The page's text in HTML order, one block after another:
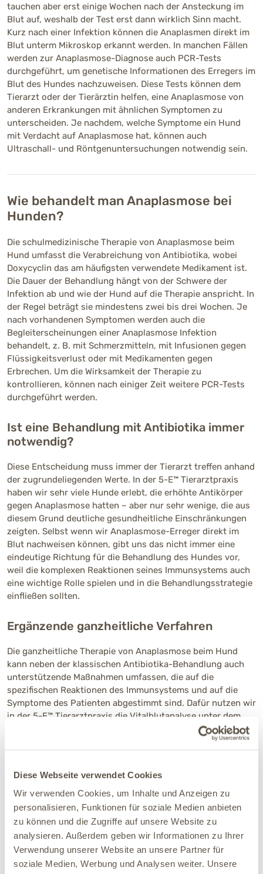
Diese Webseite verwendet Cookies
Wir verwenden Cookies, um Inhalte und Anzeigen zu
personalisieren, Funktionen für soziale Medien anbieten
zu können und die Zugriffe auf unsere Website zu
analysieren. Außerdem geben wir Informationen zu Ihrer
Verwendung unserer Website an unsere Partner für
soziale Medien, Werbung und Analysen weiter. Unsere
tauchen aber erst einige Wochen nach der Ansteckung im
Blut auf, weshalb der Test erst dann wirklich Sinn macht.
Kurz nach einer Infektion können die Anaplasmen direkt im
Blut unterm Mikroskop erkannt werden. In manchen Fällen
werden zur Anaplasmose-Diagnose auch PCR-Tests
durchgeführt, um genetische Informationen des Erregers im
Blut des Hundes nachzuweisen. Diese Tests können dem
Tierarzt oder der Tierärztin helfen, eine Anaplasmose von
anderen Erkrankungen mit ähnlichen Symptomen zu
unterscheiden. Je nachdem, welche Symptome ein Hund
mit Verdacht auf Anaplasmose hat, können auch
Ultraschall- und Röntgenuntersuchungen notwendig sein.
Wie behandelt man Anaplasmose bei
Hunden?
Die schulmedizinische Therapie von Anaplasmose beim
Hund umfasst die Verabreichung von Antibiotika, wobei
Doxycyclin das am häufigsten verwendete Medikament ist.
Die Dauer der Behandlung hängt von der Schwere der
Infektion ab und wie der Hund auf die Therapie anspricht. In
der Regel beträgt sie mindestens zwei bis drei Wochen. Je
nach vorhandenen Symptomen werden auch die
Begleiterscheinungen einer Anaplasmose Infektion
behandelt, z. B. mit Schmerzmitteln, mit Infusionen gegen
Flüssigkeitsverlust oder mit Medikamenten gegen
Erbrechen. Um die Wirksamkeit der Therapie zu
kontrollieren, können nach einiger Zeit weitere PCR-Tests
durchgeführt werden.
Ist eine Behandlung mit Antibiotika immer
notwendig?
Diese Entscheidung muss immer der Tierarzt treffen anhand
der zugrundeliegenden Werte. In der 5-E™ Tierarztpraxis
haben wir sehr viele Hunde erlebt, die erhöhte Antikörper
gegen Anaplasmose hatten – aber nur sehr wenige, die aus
diesem Grund deutliche gesundheitliche Einschränkungen
zeigten. Selbst wenn wir Anaplasmose-Erreger direkt im
Blut nachweisen können, gibt uns das nicht immer eine
eindeutige Richtung für die Behandlung des Hundes vor,
weil die komplexen Reaktionen seines Immunsystems auch
eine wichtige Rolle spielen und in die Behandlungsstrategie
einfließen sollten.
Ergänzende ganzheitliche Verfahren
Die ganzheitliche Therapie von Anaplasmose beim Hund
kann neben der klassischen Antibiotika-Behandlung auch
unterstützende Maßnahmen umfassen, die auf die
spezifischen Reaktionen des Immunsystems und auf die
Symptome des Patienten abgestimmt sind. Dafür nutzen wir
in der 5-E™ Tierarztpraxis die Vitalblutanalyse unter dem
Dunkelfeldmikroskop, um zusätzliche Hinweise auf
mögliche Belastungen im Blut zu gewinnen. Wenn ein Hund
Faktoren wie eine veränderte Darmflora, pseudoallergische
Reaktionen, Lymphstau oder eine erhöhte Empfindlichkeit
gegen Histamin in die weitere Vorgehensweise ein.
Begleitend zur tierärztlichen Behandlung setzen wir auf
eine ganzheitliche Unterstützung: Mit ausgewählten
Ergänzungsfuttermitteln, darmfreundlicher Nahrung und
speziellen Kurkonzepten unterstützen wir das innere